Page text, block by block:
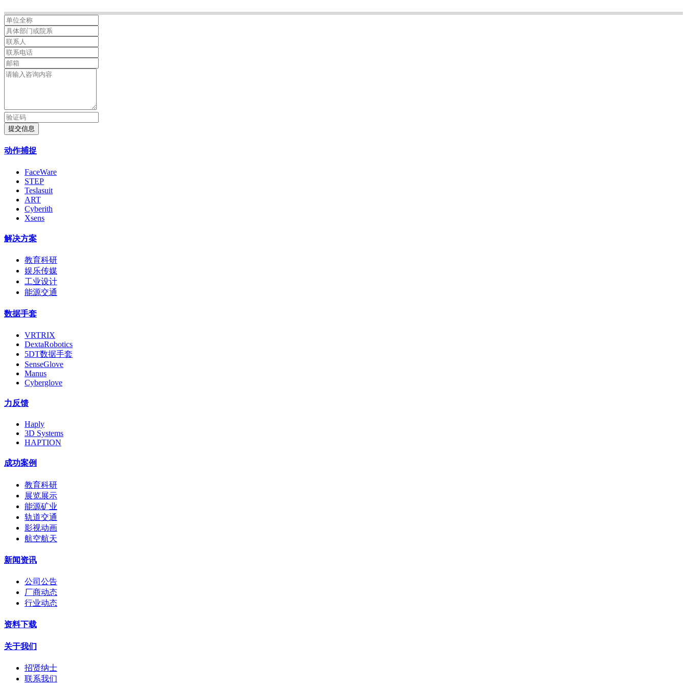
提交信息
动作捕捉
FaceWare
STEP
Teslasuit
ART
Cyberith
Xsens
解决方案
教育科研
娱乐传媒
工业设计
能源交通
数据手套
VRTRIX
DextaRobotics
5DT数据手套
SenseGlove
Manus
Cyberglove
力反馈
Haply
3D Systems
HAPTION
成功案例
教育科研
展览展示
能源矿业
轨道交通
影视动画
航空航天
新闻资讯
公司公告
厂商动态
行业动态
资料下载
关于我们
招贤纳士
联系我们